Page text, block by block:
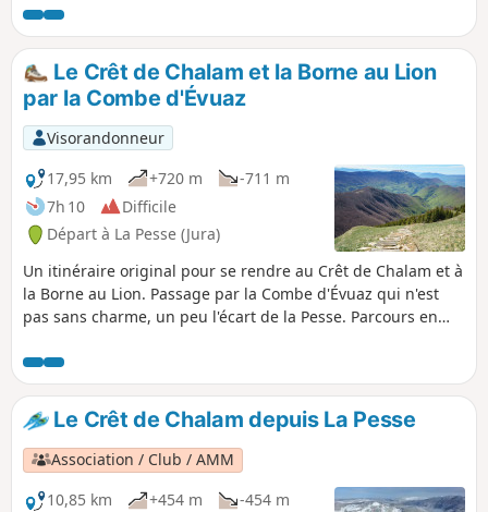
ressentir cette diversité qui se dévoilera au fil des sentiers.
Prenez le temps de respirer, d'observer et d'être à l'écoute
pour découvrir l'identité profonde du parc Naturel du Haut
Jura.Le Crêt de Chalam et la Borne au Lion
par la Combe d'Évuaz
Visorandonneur
17,95 km
+720 m
-711 m
7h 10
Difficile
Départ à La Pesse (Jura)
Un itinéraire original pour se rendre au Crêt de Chalam et à
la Borne au Lion. Passage par la Combe d'Évuaz qui n'est
pas sans charme, un peu l'écart de la Pesse. Parcours en
de Chalam. Descente ensuite par le Col de l'Encoche
(difficile et très difficile si on n'est pas très agile, mais
alternative possible) pour rejoindre la Borne au Lion.
Attention : entre (3) et (4) pas de chemin présence de ronces
Carte ou GPS indispensable. Tracé et descriptif modifiés
suite aux observations des randonneurs.
Le Crêt de Chalam depuis La Pesse
Association / Club / AMM
10,85 km
+454 m
-454 m